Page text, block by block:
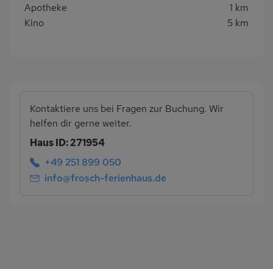
Apotheke
1 km
Kino
5 km
Kontaktiere uns bei Fragen zur Buchung. Wir
helfen dir gerne weiter.
Haus ID: 271954
+49 251 899 050
info@frosch-ferienhaus.de